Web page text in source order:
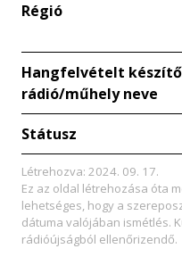
Régió
Hangfelvételt készítő
rádió/műhely neve
Státusz
Létrehozva: 2024. 09. 17.
Ez az oldal létrehozása óta
lehetséges, hogy a
dátuma valójában ismétlés.
rádióújságból ellenőrizendő.